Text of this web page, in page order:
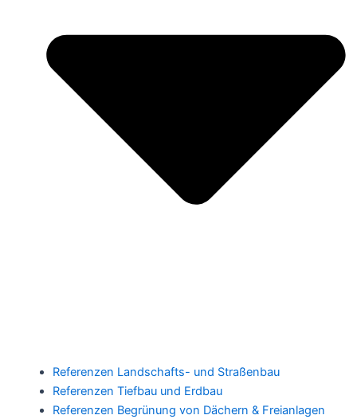
Referenzen Landschafts- und Straßenbau
Referenzen Tiefbau und Erdbau
Referenzen Begrünung von Dächern & Freianlagen